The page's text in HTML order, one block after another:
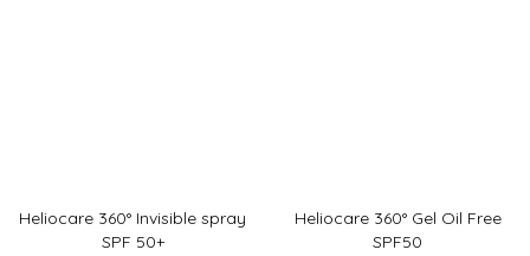
Heliocare 360° Invisible spray
SPF 50+
Heliocare 360° Gel Oil Free
SPF50